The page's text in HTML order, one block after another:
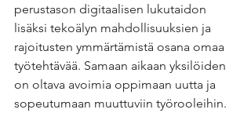
perustason digitaalisen lukutaidon
lisäksi tekoälyn mahdollisuuksien ja
rajoitusten ymmärtämistä osana omaa
työtehtävää. Samaan aikaan yksilöiden
on oltava avoimia oppimaan uutta ja
sopeutumaan muuttuviin työrooleihin.